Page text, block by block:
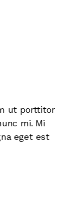
ut porttitor
mi. Mi
eget est